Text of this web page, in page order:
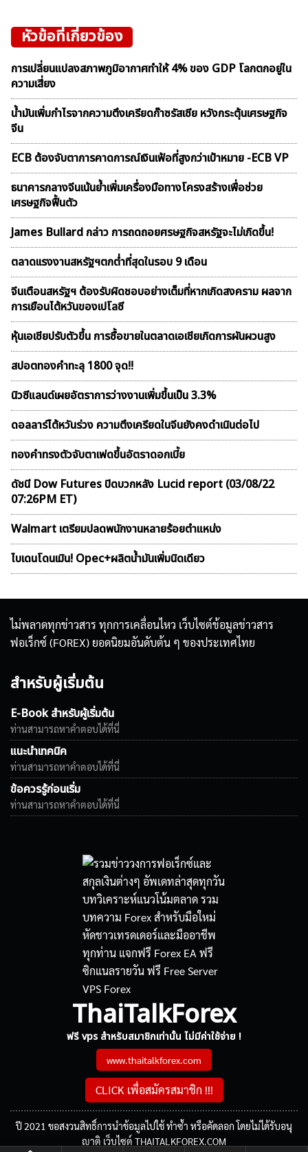
หัวข้อที่เกี่ยวข้อง
การเปลี่ยนแปลงสภาพภูมิอากาศทำให้ 4% ของ GDP โลกตกอยู่ใน
ความเสี่ยง
น้ำมันเพิ่มกำไรจากความตึงเครียดก๊าซรัสเซีย หวังกระตุ้นเศรษฐกิจ
จีน
ECB ต้องจับตาการคาดการณ์เงินเฟ้อที่สูงกว่าเป้าหมาย -ECB VP
ธนาคารกลางจีนเน้นย้ำเพิ่มเครื่องมือทางโครงสร้างเพื่อช่วย
เศรษฐกิจฟื้นตัว
James Bullard กล่าว การถดถอยศรษฐกิจสหรัฐจะไม่เกิดขึ้น!
ตลาดเเรงงานสหรัฐฯตกต่ำที่สุดในรอบ 9 เดือน
จีนเตือนสหรัฐฯ ต้องรับผิดชอบอย่างเต็มที่หากเกิดสงคราม ผลจาก
การเยือนไต้หวันของเปโลซี
หุ้นเอเชียปรับตัวขึ้น การซื้อขายในตลาดเอเชียเกิดการผันผวนสูง
สปอตทองคำทะลุ 1800 จุด!!
นิวซีแลนด์เผยอัตราการว่างงานเพิ่มขึ้นเป็น 3.3%
ดอลลาร์ไต้หวันร่วง ความตึงเครียดในจีนยังคงดำเนินต่อไป
ทองคำทรงตัวจับตาเฟดขึ้นอัตราดอกเบี้ย
ดัชนี Dow Futures ปิดบวกหลัง Lucid report (03/08/22
07:26PM ET)
Walmart เตรียมปลดพนักงานหลายร้อยตำแหน่ง
ไบเดนโดนเมิน! Opec+ผลิตน้ำมันเพิ่มนิดเดียว
ไม่พลาดทุกข่าวสาร ทุกการเคลื่อนไหว เว็บไซต์ข้อมูลข่าวสาร
ฟอเร็กซ์ (FOREX) ยอดนิยมอันดับต้น ๆ ของประเทศไทย
สำหรับผู้เริ่มต้น
E-Book สำหรับผู้เริ่มต้น
ท่านสามารถหาคำตอบได้ที่นี่
แนะนำเทคนิค
ท่านสามารถหาคำตอบได้ที่นี่
ข้อควรรู้ก่อนเริ่ม
ท่านสามารถหาคำตอบได้ที่นี่
ThaiTalkForex
ฟรี vps สำหรับสมาชิกเท่านั้น ไม่มีค่าใช้จ่าย !
www.thaitalkforex.com
CLICK เพื่อสมัครสมาชิก !!!
ปี 2021 ขอสงวนสิทธิ์การนำข้อมูลไปใช้ ทำซ้ำ หรือคัดลอก โดยไม่ได้รับอนุ
ญาติ เว็บไซต์ THAITALKFOREX.COM